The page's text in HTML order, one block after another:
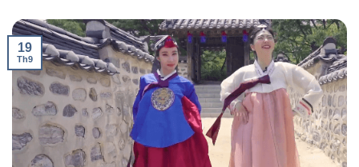
19
Th9